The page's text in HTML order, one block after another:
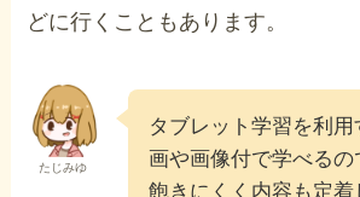
どに行くこともあります。
たじみゆ
タブレット学習を利用
画や画像付で学べるの
飽きにくく内容も定着